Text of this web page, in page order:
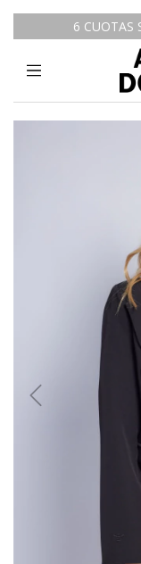
6 CUOTAS